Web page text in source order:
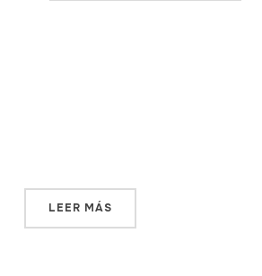
LEER MÁS